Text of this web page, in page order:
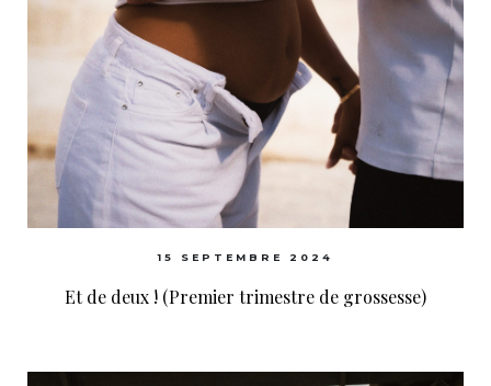
15 SEPTEMBRE 2024
Et de deux ! (Premier trimestre de grossesse)